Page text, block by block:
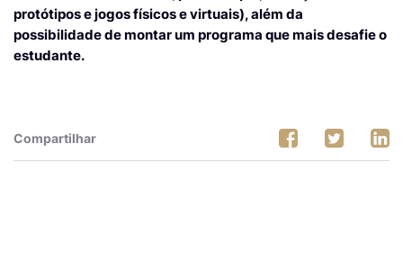
protótipos e jogos físicos e virtuais), além da
possibilidade de montar um programa que mais desafie o
estudante.
Compartilhar